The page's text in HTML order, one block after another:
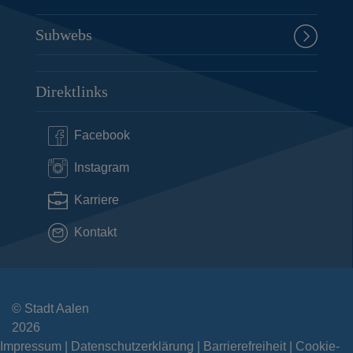
Subwebs
Direktlinks
Facebook
Instagram
Karriere
Kontakt
© Stadt Aalen
2026
Impressum
Datenschutzerklärung Barrierefreiheit Cookie-